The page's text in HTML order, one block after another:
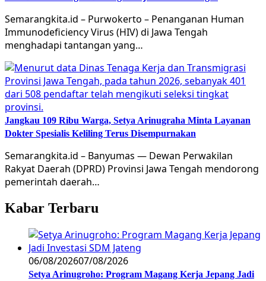
Semarangkita.id – Purwokerto – Penanganan Human
Immunodeficiency Virus (HIV) di Jawa Tengah
menghadapi tantangan yang…
Jangkau 109 Ribu Warga, Setya Arinugraha Minta Layanan
Dokter Spesialis Keliling Terus Disempurnakan
Semarangkita.id – Banyumas — Dewan Perwakilan
Rakyat Daerah (DPRD) Provinsi Jawa Tengah mendorong
pemerintah daerah…
Kabar Terbaru
06/08/202607/08/2026
Setya Arinugroho: Program Magang Kerja Jepang Jadi